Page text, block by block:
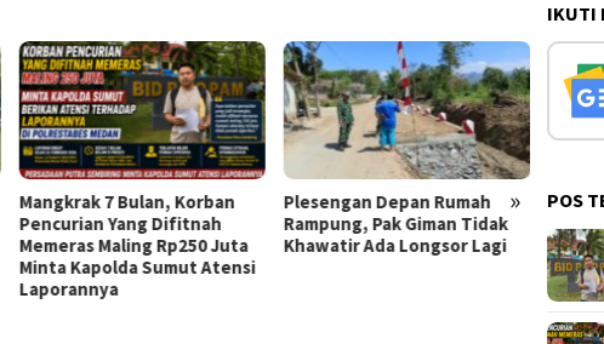
»
Plesengan Depan Rumah
Rampung, Pak Giman Tidak
Khawatir Ada Longsor Lagi
Talud Rampung, Satgas
TMMD 129 Fokus Ratakan
Tanah Dasar Sungai
IKUTI
POS